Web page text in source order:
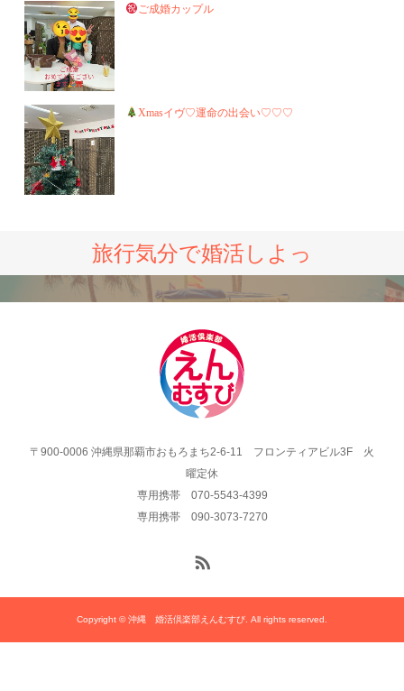
ご成婚カップル
Xmasイヴ♡運命の出会い♡♡♡
旅行気分で婚活しよっ
〒900-0006 沖縄県那覇市おもろまち2-6-11 フロンティアビル3F 火
曜定休
専用携帯 070-5543-4399
専用携帯 090-3073-7270
Copyright © 沖縄 婚活倶楽部えんむすび. All rights reserved.